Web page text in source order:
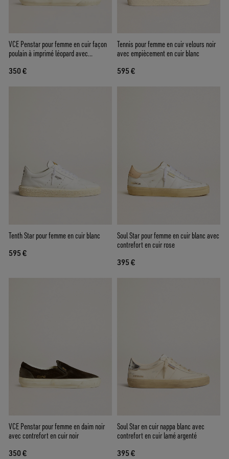
VCE Penstar pour femme en cuir façon
poulain à imprimé léopard avec
350 €
Tennis pour femme en cuir velours noir
avec empiècement en cuir blanc
595 €
Tenth Star pour femme en cuir blanc
595 €
Soul Star pour femme en cuir blanc avec
contrefort en cuir rose
395 €
VCE Penstar pour femme en daim noir
avec contrefort en cuir noir
350 €
Soul Star en cuir nappa blanc avec
contrefort en cuir lamé argenté
395 €